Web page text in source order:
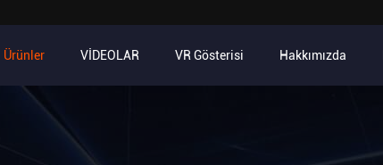
Ürünler VİDEOLAR VR Gösterisi Hakkımızda